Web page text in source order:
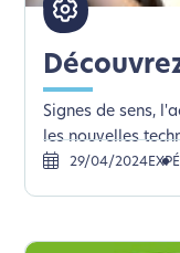
Signes de sens,
les nouvelles
29/04/2024